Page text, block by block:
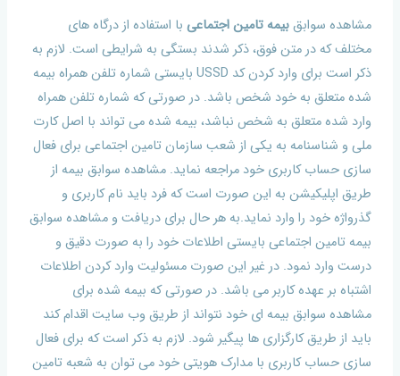
مشاهده سوابقبیمه تامین اجتماعی با استفاده از درگاه های
مختلف که در متن فوق، ذکر شدند بستگی به شرایطی است. لازم به
ذکر است برای وارد کردن کد USSD بایستی شماره تلفن همراه بیمه
شده متعلق به خود شخص باشد. در صورتی که شماره تلفن همراه
وارد شده متعلق به شخص نباشد، بیمه شده می تواند با اصل کارت
ملی و شناسنامه به یکی از شعب سازمان تامین اجتماعی برای فعال
سازی حساب کاربری خود مراجعه نماید. مشاهده سوابق بیمه از
طریق اپلیکیشن به این صورت است که فرد باید نام کاربری و
گذرواژه خود را وارد نماید.به هر حال برای دریافت و مشاهده سوابق
بیمه تامین اجتماعی بایستی اطلاعات خود را به صورت دقیق و
درست وارد نمود. در غیر این صورت مسئولیت وارد کردن اطلاعات
اشتباه بر عهده کاربر می باشد. در صورتی که بیمه شده برای
مشاهده سوابق بیمه ای خود نتواند از طریق وب سایت اقدام کند
باید از طریق کارگزاری ها پیگیر شود. لازم به ذکر است که برای فعال
سازی حساب کاربری با مدارک هویتی خود می توان به شعبه تامین